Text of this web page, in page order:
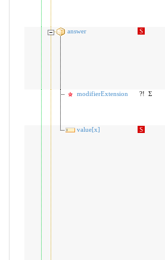
answer
S
modifierExtension ?! Σ
value[x]
S